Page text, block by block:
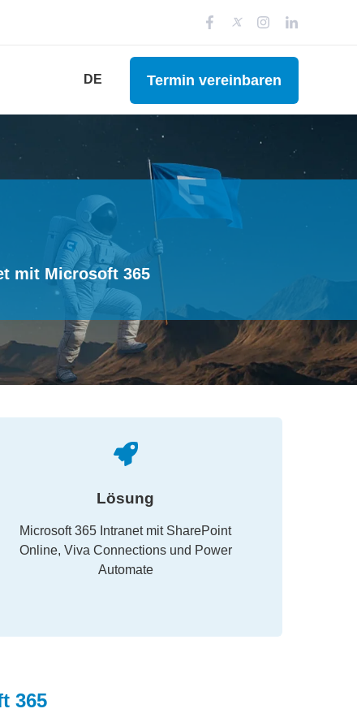
DE Termin vereinbaren
mit Microsoft 365
Lösung
Microsoft 365 Intranet mit SharePoint
Online, Viva Connections und Power
Automate
365